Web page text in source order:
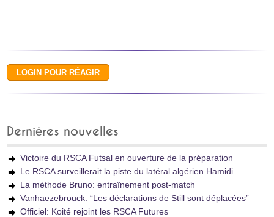
Dernières nouvelles
Victoire du RSCA Futsal en ouverture de la préparation
Le RSCA surveillerait la piste du latéral algérien Hamidi
La méthode Bruno: entraînement post‑match
Vanhaezebrouck: “Les déclarations de Still sont déplacées”
Officiel: Koité rejoint les RSCA Futures